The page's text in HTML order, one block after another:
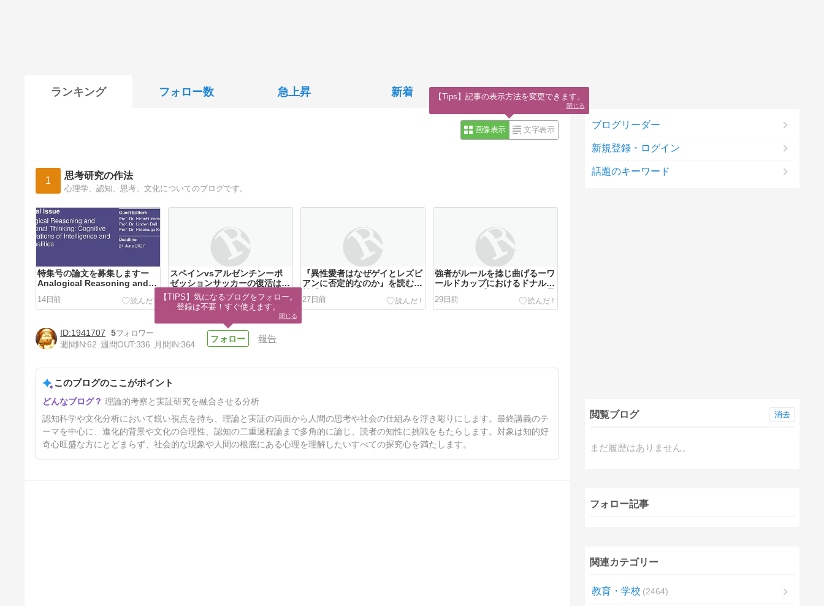
ランキング フォロー数 急上昇 新着
画像表示 文字表示
1 思考研究の作法
心理学、認知、思考、文化についてのブログです。
特集号の論文を募集しますー
Analogical Reasoning and
Relational Thinking:
Cognitive Foundations of
Intelligence and
14日前
スペインvsアルゼンチンーポ
ゼッションサッカーの復活はな
るのか
19日前
『異性愛者はなぜゲイとレズビ
アンに否定的なのか』を読むー
27日前
強者がルールを捻じ曲げるーワ
ールドカップにおけるドナル
ド・トランプのわかりやすい愚
行
29日前
最終講義「人間は合理的なの
か?」(3)―理性はバイアスを制
71日前
1941707
5
週間IN:62 週間OUT:336 月間IN:364
報告
このブログのここがポイント
理論的考察と実証研究を融合させる分析
認知科学や文化分析において鋭い視点を持ち、理論と実証の両面から人間の思考や社会の仕組みを浮き彫りにします。最終講義のテ
ーマを中心に、進化的背景や文化の合理性、認知の二重過程論まで多角的に論じ、読者の知性に挑戦をもたらします。対象は知的好
奇心旺盛な方にとどまらず、社会的な現象や人間の根底にある心理を理解したいすべての探究心を満たします。
ブログリーダー
新規登録・ログイン
話題のキーワード
閲覧ブログ
まだ履歴はありません。
消去
フォロー記事
関連カテゴリー
教育・学校 2464
【TIPS】気になるブログをフォロー。
登録は不要！すぐ使えます。
閉じる
【Tips】記事の表示方法を変更できます。
閉じる